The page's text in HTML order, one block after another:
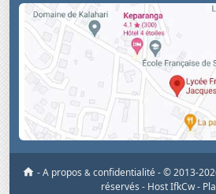
-A propos & confidentialité-© 2013-
réservés - Host IfkCw -